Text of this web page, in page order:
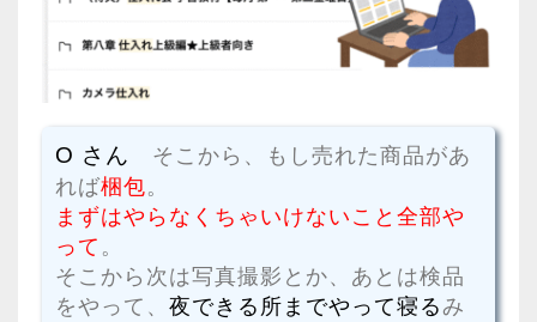
O さん そこから、もし売れた商品があ
れば梱包。
まずはやらなくちゃいけないこと全部や
って 。
そこから次は写真撮影とか、あとは検品
をやって、 夜できる所までやって寝るみ